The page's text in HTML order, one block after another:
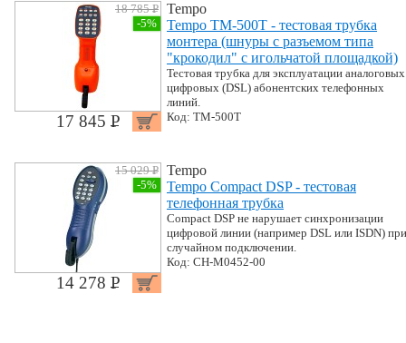
18 785 PУБ.
-5%
17 845 P УБ.
Tempo
Tempo TM-500T - тестовая трубка
монтера (шнуры с разъемом типа
"крокодил" с игольчатой площадкой)
Тестовая трубка для эксплуатации
цифровых (DSL) абонентских телефонных
линий.
Код: TM-500T
15 029 PУБ.
-5%
14 278 P УБ.
Tempo
Tempo Compact DSP - тестовая
телефонная трубка
Compact DSP не нарушает синхронизации
цифровой линии (например DSL или ISDN) при
случайном подключении.
Код: CH-M0452-00